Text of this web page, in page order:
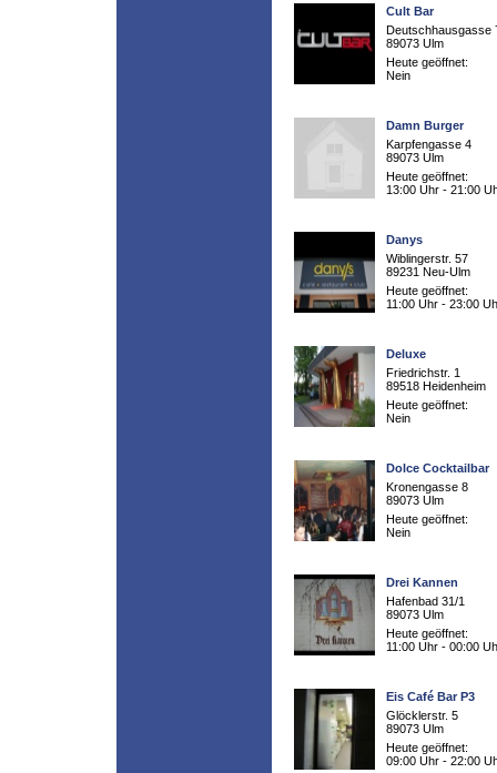
Cult Bar
Deutschhausgasse
89073 Ulm
Heute geöffnet:
Nein
Damn Burger
Karpfengasse 4
89073 Ulm
Heute geöffnet:
13:00 Uhr - 21:00
Danys
Wiblingerstr. 57
89231 Neu-Ulm
Heute geöffnet:
11:00 Uhr - 23:00
Deluxe
Friedrichstr. 1
89518 Heidenheim
Heute geöffnet:
Nein
Dolce Cocktailbar
Kronengasse 8
89073 Ulm
Heute geöffnet:
Nein
Drei Kannen
Hafenbad 31/1
89073 Ulm
Heute geöffnet:
11:00 Uhr - 00:00
Eis Café Bar P3
Glöcklerstr. 5
89073 Ulm
Heute geöffnet:
09:00 Uhr - 22:00